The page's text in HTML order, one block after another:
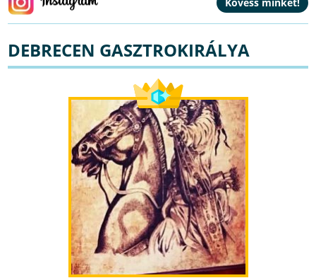
DEBRECEN GASZTROKIRÁLYA